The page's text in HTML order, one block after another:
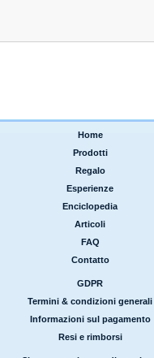
Home
Prodotti
Regalo
Esperienze
Enciclopedia
Articoli
FAQ
Contatto
GDPR
Termini & condizioni generali
Informazioni sul pagamento
Resi e rimborsi